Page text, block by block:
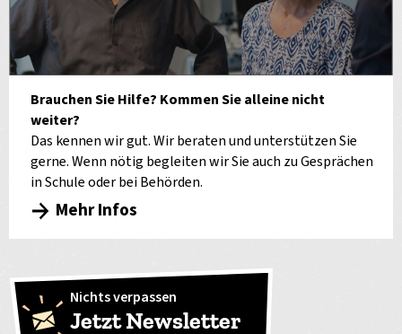
Brauchen Sie Hilfe? Kommen Sie alleine nicht
weiter?
Das kennen wir gut. Wir beraten und unterstützen Sie
gerne. Wenn nötig begleiten wir Sie auch zu Gesprächen
in Schule oder bei Behörden.
Mehr Infos
Nichts verpassen
Jetzt Newsletter